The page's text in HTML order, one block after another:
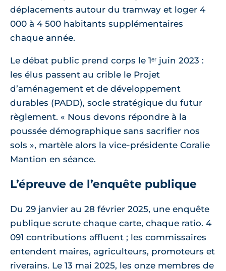
déplacements autour du tramway et loger 4
000 à 4 500 habitants supplémentaires
chaque année.
Le débat public prend corps le 1ᵉʳ juin 2023 :
les élus passent au crible le Projet
d’aménagement et de développement
durables (PADD), socle stratégique du futur
règlement. « Nous devons répondre à la
poussée démographique sans sacrifier nos
sols », martèle alors la vice-présidente Coralie
Mantion en séance.
L’épreuve de l’enquête publique
Du 29 janvier au 28 février 2025, une enquête
publique scrute chaque carte, chaque ratio. 4
091 contributions affluent ; les commissaires
entendent maires, agriculteurs, promoteurs et
riverains. Le 13 mai 2025, les onze membres de